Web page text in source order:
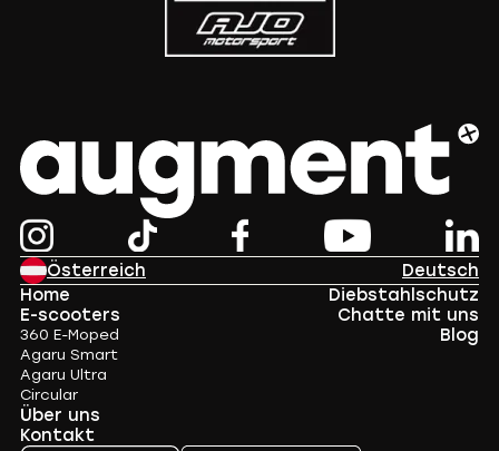
Österreich
Deutsch
Home
E-scooters
360 E-Moped
Agaru Smart
Agaru Ultra
Circular
Über uns
Kontakt
Diebstahlschutz
Chatte mit uns
Blog